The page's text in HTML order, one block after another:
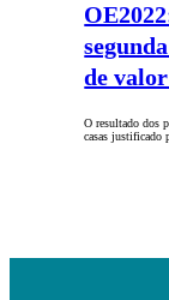
de
O resultado dos
casas justificado